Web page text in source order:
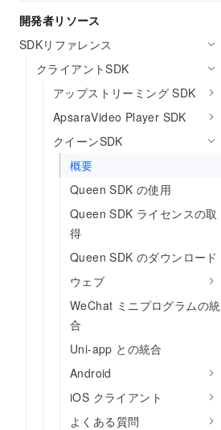
開発者リソース
SDKリファレンス
クライアントSDK
アップストリーミング SDK
ApsaraVideo Player SDK
クイーンSDK
概要
Queen SDK の使用
Queen SDK ライセンスの取
得
Queen SDK のダウンロード
ウェブ
WeChat ミニプログラムの統
合
Uni-app との統合
Android
iOS クライアント
よくある質問